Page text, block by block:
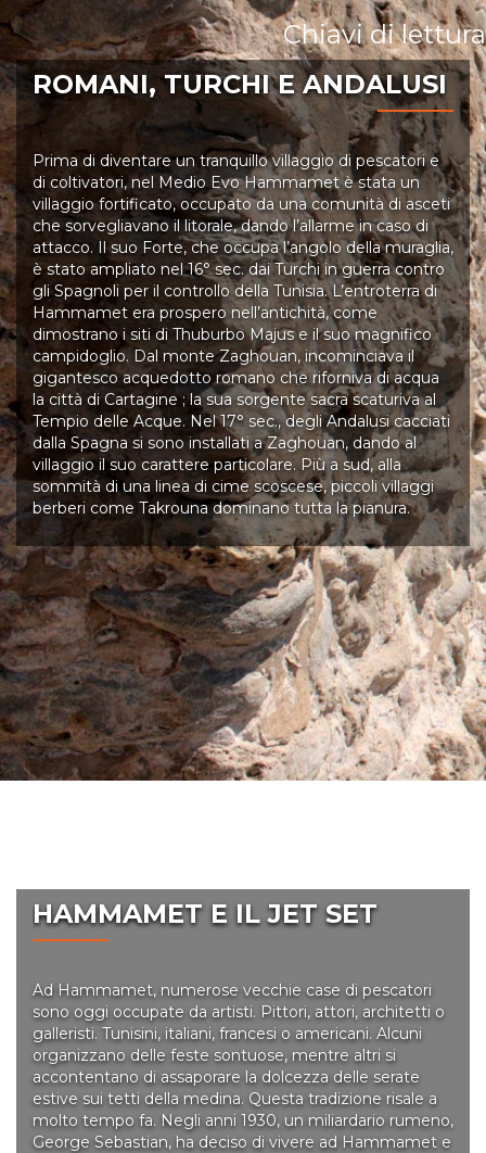
Chiavi di lettura
ROMANI, TURCHI E ANDALUSI
Prima di diventare un tranquillo villaggio di pescatori e
di coltivatori, nel Medio Evo Hammamet è stata un
villaggio fortificato, occupato da una comunità di asceti
che sorvegliavano il litorale, dando l’allarme in caso di
attacco. Il suo Forte, che occupa l’angolo della muraglia,
è stato ampliato nel 16° sec. dai Turchi in guerra contro
gli Spagnoli per il controllo della Tunisia. L’entroterra di
Hammamet era prospero nell’antichità, come
dimostrano i siti di Thuburbo Majus e il suo magnifico
campidoglio. Dal monte Zaghouan, incominciava il
gigantesco acquedotto romano che riforniva di acqua
la città di Cartagine ; la sua sorgente sacra scaturiva al
Tempio delle Acque. Nel 17° sec., degli Andalusi cacciati
dalla Spagna si sono installati a Zaghouan, dando al
villaggio il suo carattere particolare. Più a sud, alla
sommità di una linea di cime scoscese, piccoli villaggi
berberi come Takrouna dominano tutta la pianura.
HAMMAMET E IL JET SET
Ad Hammamet, numerose vecchie case di pescatori
sono oggi occupate da artisti. Pittori, attori, architetti o
galleristi. Tunisini, italiani, francesi o americani. Alcuni
organizzano delle feste sontuose, mentre altri si
accontentano di assaporare la dolcezza delle serate
estive sui tetti della medina. Questa tradizione risale a
molto tempo fa. Negli anni 1930, un miliardario rumeno,
George Sebastian, ha deciso di vivere ad Hammamet e